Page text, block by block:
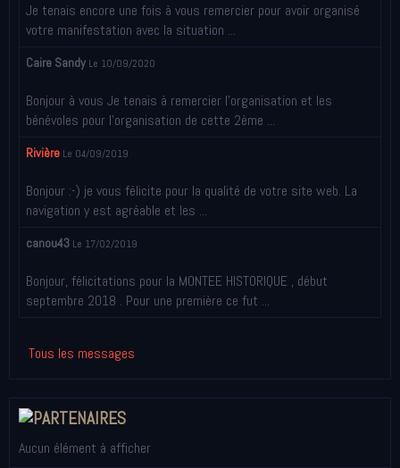
Je tenais encore une fois à vous remercier pour avoir organisé
votre manifestation avec la situation ...
Caire Sandy Le 10/09/2020
Bonjour à vous Je tenais à remercier l’organisation et les
bénévoles pour l’organisation de cette 2ème ...
Rivière Le 04/09/2019
Bonjour :-) je vous félicite pour la qualité de votre site web. La
navigation y est agréable et les ...
canou43 Le 17/02/2019
Bonjour, félicitations pour la MONTEE HISTORIQUE , début
septembre 2018 . Pour une première ce fut ...
Tous les messages
Aucun élément à afficher